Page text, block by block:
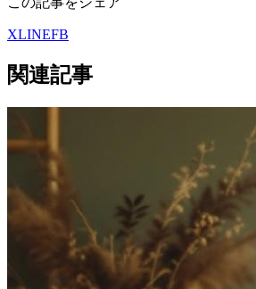
XLINEFB
関連記事